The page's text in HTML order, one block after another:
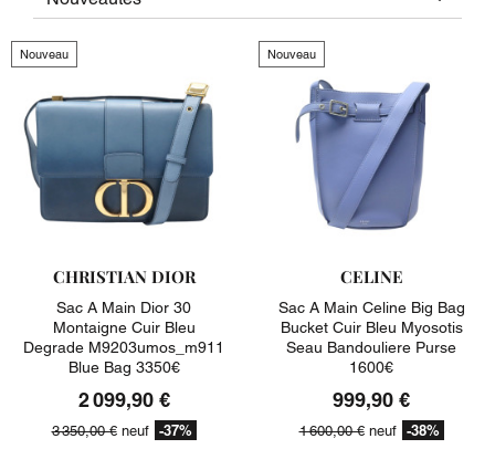
Nouveau
CHRISTIAN DIOR
Sac A Main Dior 30
Montaigne Cuir Bleu
Degrade M9203umos_m911
Blue Bag 3350€
2 099,90 €
3 350,00 €neuf -37%
Nouveau
CELINE
Sac A Main Celine Big Bag
Bucket Cuir Bleu Myosotis
Seau Bandouliere Purse
1600€
999,90 €
1 600,00 €neuf -38%